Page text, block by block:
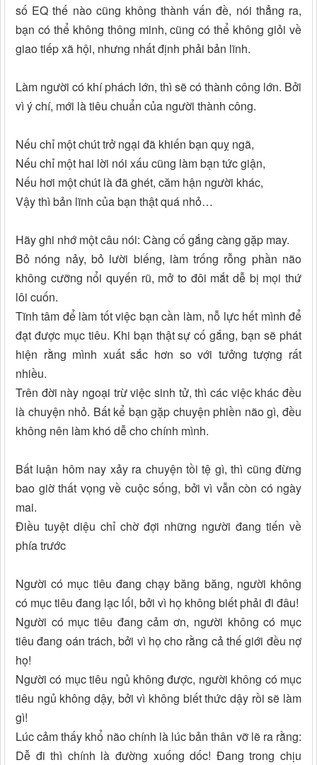
số EQ thế nào cũng không thành vấn đề, nói thẳng ra,
bạn có thể không thông minh, cũng có thể không giỏi về
giao tiếp xã hội, nhưng nhất định phải bản lĩnh.
Làm người có khí phách lớn, thì sẽ có thành công lớn. Bởi
vì ý chí, mới là tiêu chuẩn của người thành công.
Nếu chỉ một chút trở ngại đã khiến bạn quỵ ngã,
Nếu chỉ một hai lời nói xấu cũng làm bạn tức giận,
Nếu hơi một chút là đã ghét, căm hận người khác,
Vậy thì bản lĩnh của bạn thật quá nhỏ…
Hãy ghi nhớ một câu nói: Càng cố gắng càng gặp may.
Bỏ nóng nảy, bỏ lười biếng, làm trống rỗng phần não
không cưỡng nổi quyến rũ, mở to đôi mắt dễ bị mọi thứ
lôi cuốn.
Tĩnh tâm để làm tốt việc bạn cần làm, nỗ lực hết mình để
đạt được mục tiêu. Khi bạn thật sự cố gắng, bạn sẽ phát
hiện rằng mình xuất sắc hơn so với tưởng tượng rất
nhiều.
Trên đời này ngoại trừ việc sinh tử, thì các việc khác đều
là chuyện nhỏ. Bất kể bạn gặp chuyện phiền não gì, đều
không nên làm khó dễ cho chính mình.
Bất luận hôm nay xảy ra chuyện tồi tệ gì, thì cũng đừng
bao giờ thất vọng về cuộc sống, bởi vì vẫn còn có ngày
mai.
Điều tuyệt diệu chỉ chờ đợi những người đang tiến về
phía trước
Người có mục tiêu đang chạy băng băng, người không
có mục tiêu đang lạc lối, bởi vì họ không biết phải đi đâu!
Người có mục tiêu đang cảm ơn, người không có mục
tiêu đang oán trách, bởi vì họ cho rằng cả thế giới đều nợ
họ!
Người có mục tiêu ngủ không được, người không có mục
tiêu ngủ không dậy, bởi vì không biết thức dậy rồi sẽ làm
gì!
Lúc cảm thấy khổ não chính là lúc bản thân vỡ lẽ ra rằng:
Dễ đi thì chính là đường xuống dốc! Đang trong chịu